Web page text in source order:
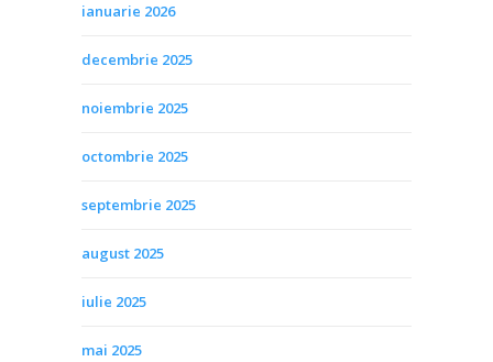
ianuarie 2026
decembrie 2025
noiembrie 2025
octombrie 2025
septembrie 2025
august 2025
iulie 2025
mai 2025